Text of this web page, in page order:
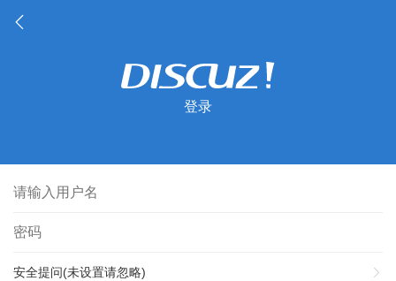
登录
安全提问(未设置请忽略)